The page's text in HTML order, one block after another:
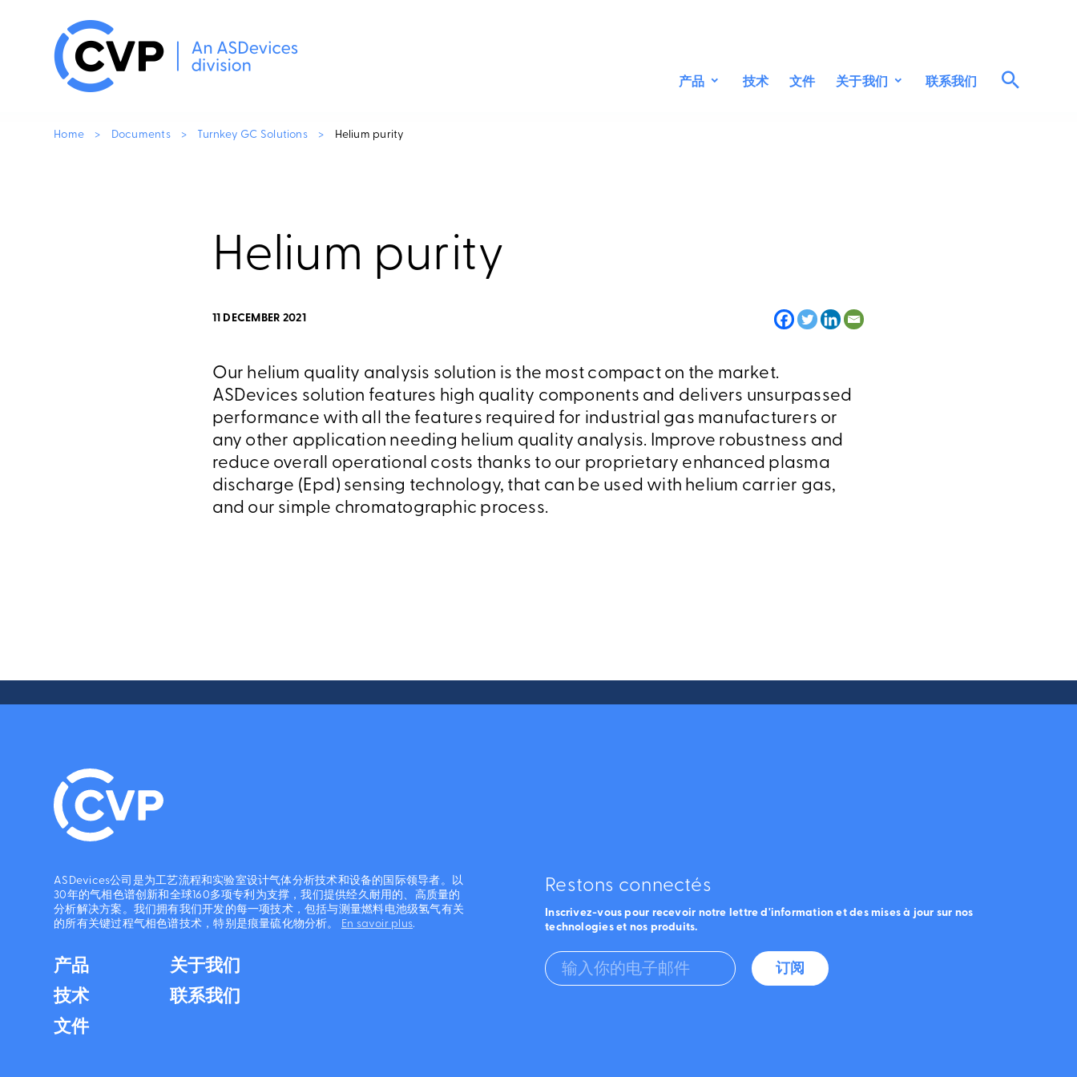
产品 技术 文件 关于我们 联系我们
Home > Documents > Turnkey GC Solutions > Helium purity
Helium purity
11 DECEMBER 2021
Our helium quality analysis solution is the most compact on the market.
ASDevices solution features high quality components and delivers unsurpassed
performance with all the features required for industrial gas manufacturers or
any other application needing helium quality analysis. Improve robustness and
reduce overall operational costs thanks to our proprietary enhanced plasma
discharge (Epd) sensing technology, that can be used with helium carrier gas,
and our simple chromatographic process.
ASDevices公司是为工艺流程和实验室设计气体分析技术和设备的国际领导者。以
30年的气相色谱创新和全球160多项专利为支撑，我们提供经久耐用的、高质量的
分析解决方案。我们拥有我们开发的每一项技术，包括与测量燃料电池级氢气有关
的所有关键过程气相色谱技术，特别是痕量硫化物分析。 En savoir plus.
产品
技术
文件
关于我们
联系我们
Restons connectés
Inscrivez-vous pour recevoir notre lettre d'information et des mises à jour sur nos
technologies et nos produits.